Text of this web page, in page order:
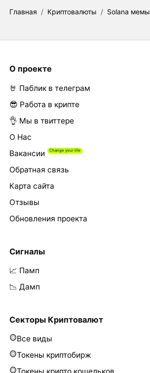
Главная / Криптовалюты / Solana мемы
О проекте
🤘 Паблик в телеграм
😎 Работа в крипте
👌 Мы в твиттере
О Нас
Вакансии
Обратная связь
Карта сайта
Отзывы
Обновления проекта
Сигналы
📈 Памп
📉 Дамп
Секторы Криптовалют
Все виды
Токены криптобирж